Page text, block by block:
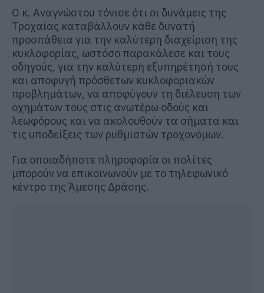
Ο κ. Αναγνώστου τόνισε ότι οι δυνάμεις της
Τροχαίας καταβάλλουν κάθε δυνατή
προσπάθεια για την καλύτερη διαχείριση της
κυκλοφορίας, ωστόσο παρακάλεσε και τους
οδηγούς, για την καλύτερη εξυπηρέτησή τους
και αποφυγή πρόσθετων κυκλοφοριακών
προβλημάτων, να αποφύγουν τη διέλευση των
οχημάτων τους στις ανωτέρω οδούς και
λεωφόρους και να ακολουθούν τα σήματα και
τις υποδείξεις των ρυθμιστών τροχονόμων.
Για οποιαδήποτε πληροφορία οι πολίτες
μπορούν να επικοινωνούν με το τηλεφωνικό
κέντρο της Άμεσης Δράσης.